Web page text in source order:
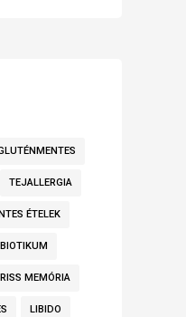
TEJALLERGIA
ÉTELEK
MEMÓRIA
LIBIDO